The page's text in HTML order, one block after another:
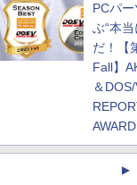
PCパ
ぶ“本
だ！【
Fall】
＆
AWARD